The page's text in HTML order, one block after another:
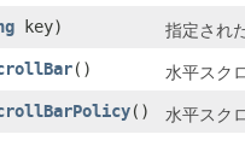
key) 指定され
() 水平スク
() 水平スク